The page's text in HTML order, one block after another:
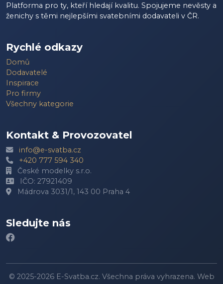
Platforma pro ty, kteří hledají kvalitu. Spojujeme nevěsty a
ženichy s těmi nejlepšími svatebními dodavateli v ČR.
Rychlé odkazy
Domů
Dodavatelé
Inspirace
Pro firmy
Všechny kategorie
Kontakt & Provozovatel
info@e-svatba.cz
+420 777 594 340
České modelky s.r.o.
IČO: 27921409
Mádrova 3031/1, 143 00 Praha 4
Sledujte nás
© 2025-2026 E-Svatba.cz. Všechna práva vyhrazena. Web